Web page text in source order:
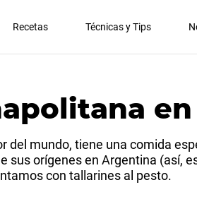
Recetas Técnicas y Tips
del mundo, tiene una comida
sus orígenes en Argentina (así,
con tallarines al pesto.